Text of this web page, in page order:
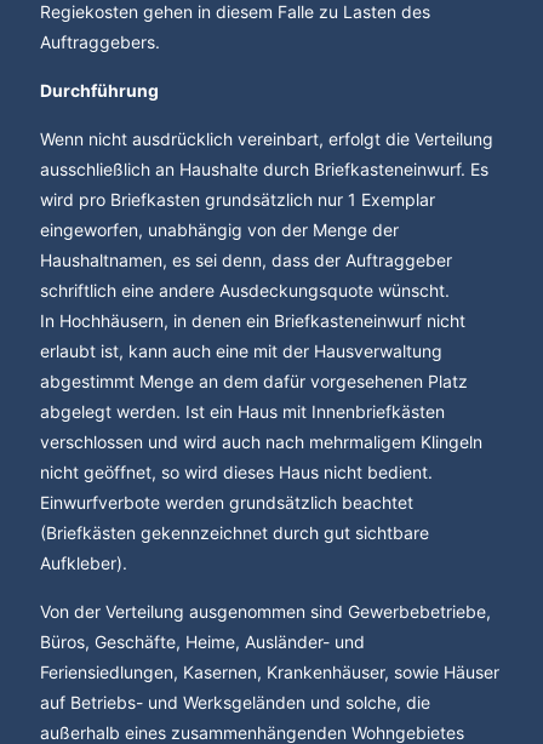
Regiekosten gehen in diesem Falle zu Lasten des
Auftraggebers.
Durchführung
Wenn nicht ausdrücklich vereinbart, erfolgt die Verteilung
ausschließlich an Haushalte durch Briefkasteneinwurf. Es
wird pro Briefkasten grundsätzlich nur 1 Exemplar
eingeworfen, unabhängig von der Menge der
Haushaltnamen, es sei denn, dass der Auftraggeber
schriftlich eine andere Ausdeckungsquote wünscht.
In Hochhäusern, in denen ein Briefkasteneinwurf nicht
erlaubt ist, kann auch eine mit der Hausverwaltung
abgestimmt Menge an dem dafür vorgesehenen Platz
abgelegt werden. Ist ein Haus mit Innenbriefkästen
verschlossen und wird auch nach mehrmaligem Klingeln
nicht geöffnet, so wird dieses Haus nicht bedient.
Einwurfverbote werden grundsätzlich beachtet
(Briefkästen gekennzeichnet durch gut sichtbare
Aufkleber).
Von der Verteilung ausgenommen sind Gewerbebetriebe,
Büros, Geschäfte, Heime, Ausländer- und
Feriensiedlungen, Kasernen, Krankenhäuser, sowie Häuser
auf Betriebs- und Werksgeländen und solche, die
außerhalb eines zusammenhängenden Wohngebietes